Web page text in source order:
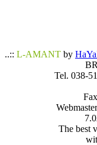
..:: L-AMANT by
Tel. 038-
The best